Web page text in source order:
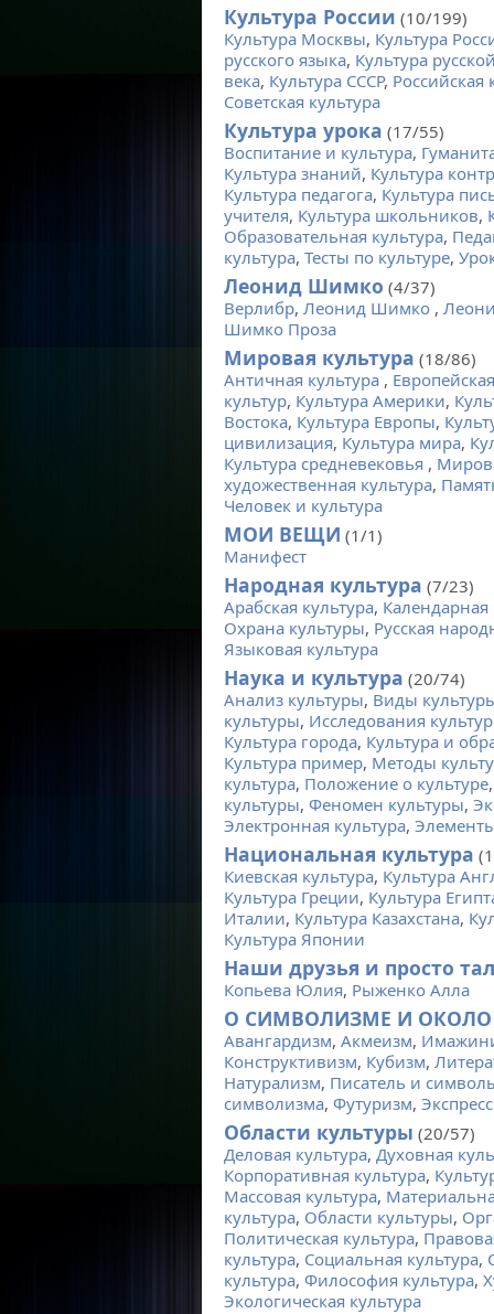
Культура России (10/199)
Культура Москвы, Культура
русского языка, Культура
века, Культура СССР, Российская
Советская культура
Культура урока (17/55)
Воспитание и культура,
Культура знаний, Культура
Культура педагога, Культура
учителя, Культура школьников,
Образовательная культура,
культура, Тесты по культуре,
Леонид Шимко (4/37)
Верлибр, Леонид Шимко ,
Шимко Проза
Мировая культура (18/86)
Античная культура ,
культур, Культура Америки,
Востока, Культура Европы,
цивилизация, Культура мира,
Культура средневековья ,
художественная культура,
Человек и культура
МОИ ВЕЩИ (1/1)
Манифест
Народная культура (7/23)
Арабская культура, Календарная
Охрана культуры, Русская
Языковая культура
Наука и культура (20/74)
Анализ культуры, Виды
культуры, Исследования
Культура города, Культура и
Культура пример, Методы
культура, Положение о культуре
культуры, Феномен культуры,
Электронная культура,
Национальная культура
Киевская культура, Культура
Культура Греции, Культура
Италии, Культура Казахстана,
Культура Японии
Наши друзья и просто
Копьева Юлия, Рыженко Алла
О СИМВОЛИЗМЕ И ОКОЛО
Авангардизм, Акмеизм,
Конструктивизм, Кубизм,
Натурализм, Писатель и
символизма, Футуризм,
Области культуры (20/57)
Деловая культура, Духовная
Корпоративная культура,
Массовая культура,
культура, Области культуры,
Политическая культура,
культура, Социальная культура,
культура, Философия культура,
Экологическая культура